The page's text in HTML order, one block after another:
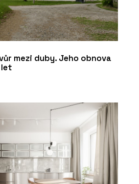
mezi duby. Jeho obnova